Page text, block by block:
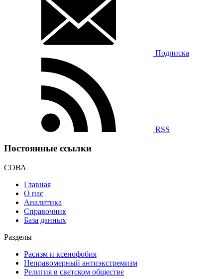
Подписка
RSS
Постоянные ссылки
СОВА
Главная
О нас
Аналитика
Справочник
База данных
Разделы
Расизм и ксенофобия
Неправомерный антиэкстремизм
Религия в светском обществе